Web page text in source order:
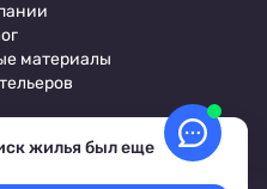
материалы
соглашение
данных
жилья был еще